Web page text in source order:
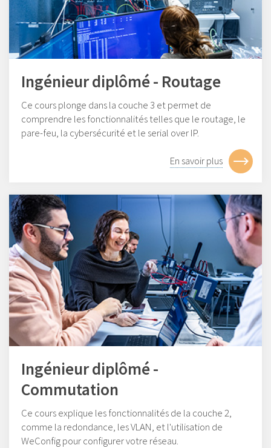
Ingénieur diplômé - Routage
Ce cours plonge dans la couche 3 et permet de
comprendre les fonctionnalités telles que le routage, le
pare-feu, la cybersécurité et le serial over IP.
En savoir plus
Ingénieur diplômé -
Commutation
Ce cours explique les fonctionnalités de la couche 2,
comme la redondance, les VLAN, et l'utilisation de
WeConfig pour configurer votre réseau.